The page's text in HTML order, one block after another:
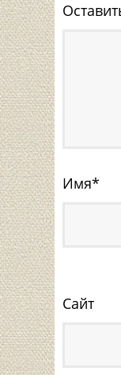
Имя*
Сайт